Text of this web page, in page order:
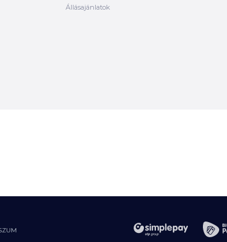
Állásajánlatok